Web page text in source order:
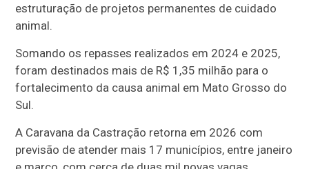
estruturação de projetos permanentes de cuidado
animal.
Somando os repasses realizados em 2024 e 2025,
foram destinados mais de R$ 1,35 milhão para o
fortalecimento da causa animal em Mato Grosso do
Sul.
A Caravana da Castração retorna em 2026 com
previsão de atender mais 17 municípios, entre janeiro